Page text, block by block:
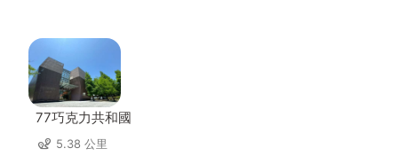
77巧克力共和國
5.38 公里